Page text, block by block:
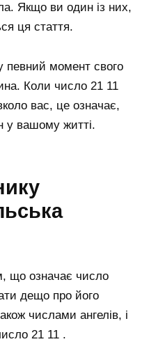
Якщо ви один із них,
ця стаття.
момент свого
Коли число 21 11
вас, це означає,
у вашому житті.
що означає число
дещо про його
числами ангелів, і
21 11 .